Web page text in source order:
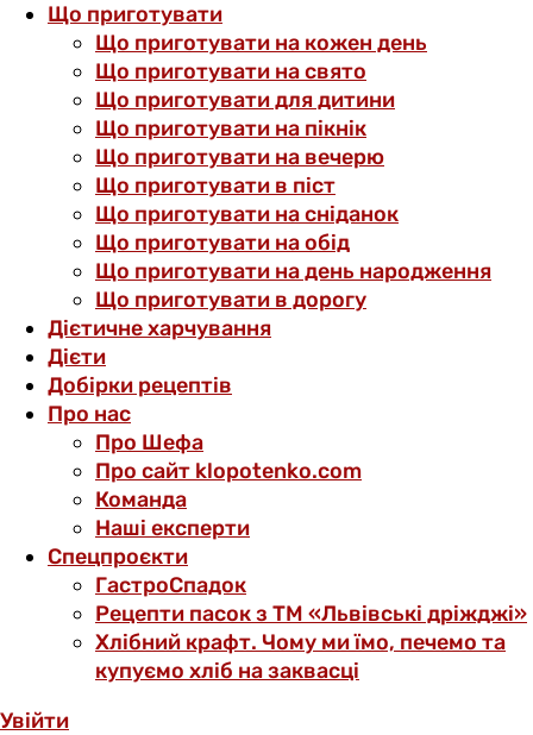
Що приготувати
Що приготувати на кожен день
Що приготувати на свято
Що приготувати для дитини
Що приготувати на пікнік
Що приготувати на вечерю
Що приготувати в піст
Що приготувати на сніданок
Що приготувати на обід
Що приготувати на день народження
Що приготувати в дорогу
Дієтичне харчування
Дієти
Добірки рецептів
Про нас
Про Шефа
Про сайт klopotenko.com
Команда
Наші експерти
Спецпроєкти
ГастроСпадок
Рецепти пасок з ТМ «Львівські дріжджі»
Хлібний крафт. Чому ми їмо, печемо та
купуємо хліб на заквасці
Увійти